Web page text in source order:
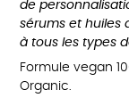
de
sérums et huiles
à tous les types
Formule vegan
Organic.